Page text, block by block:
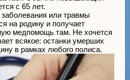
с 65 лет.
или травмы
на родину и получает
медпомощь там. Не хочется
всякое: останки умерших
в рамках любого полиса.